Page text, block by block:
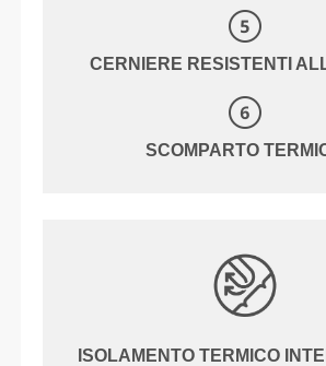
CERNIERE RESISTENTI
SCOMPARTO
ISOLAMENTO TERMICO